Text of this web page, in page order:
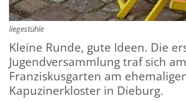
liegestühle
Kleine Runde, gute Ideen. Die
Jugendversammlung traf sich
Franziskusgarten am
Kapuzinerkloster in Dieburg.